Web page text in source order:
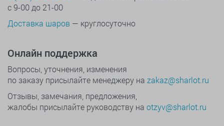
с 9-00 до 21-00
Доставка шаров — круглосуточно
Онлайн поддержка
Вопросы, уточнения, изменения
по заказу присылайте менеджеру на zakaz@sharlot.ru
Отзывы, замечания, предложения,
жалобы присылайте руководству на otzyv@sharlot.ru